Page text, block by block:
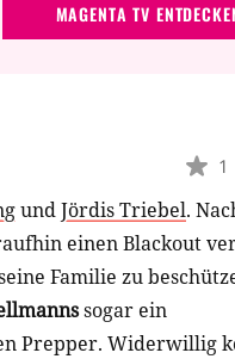
MAGENTA TV
1
undJördis Triebel.
einen Blackout
Familie zu
sogar ein
Prepper. Widerwillig